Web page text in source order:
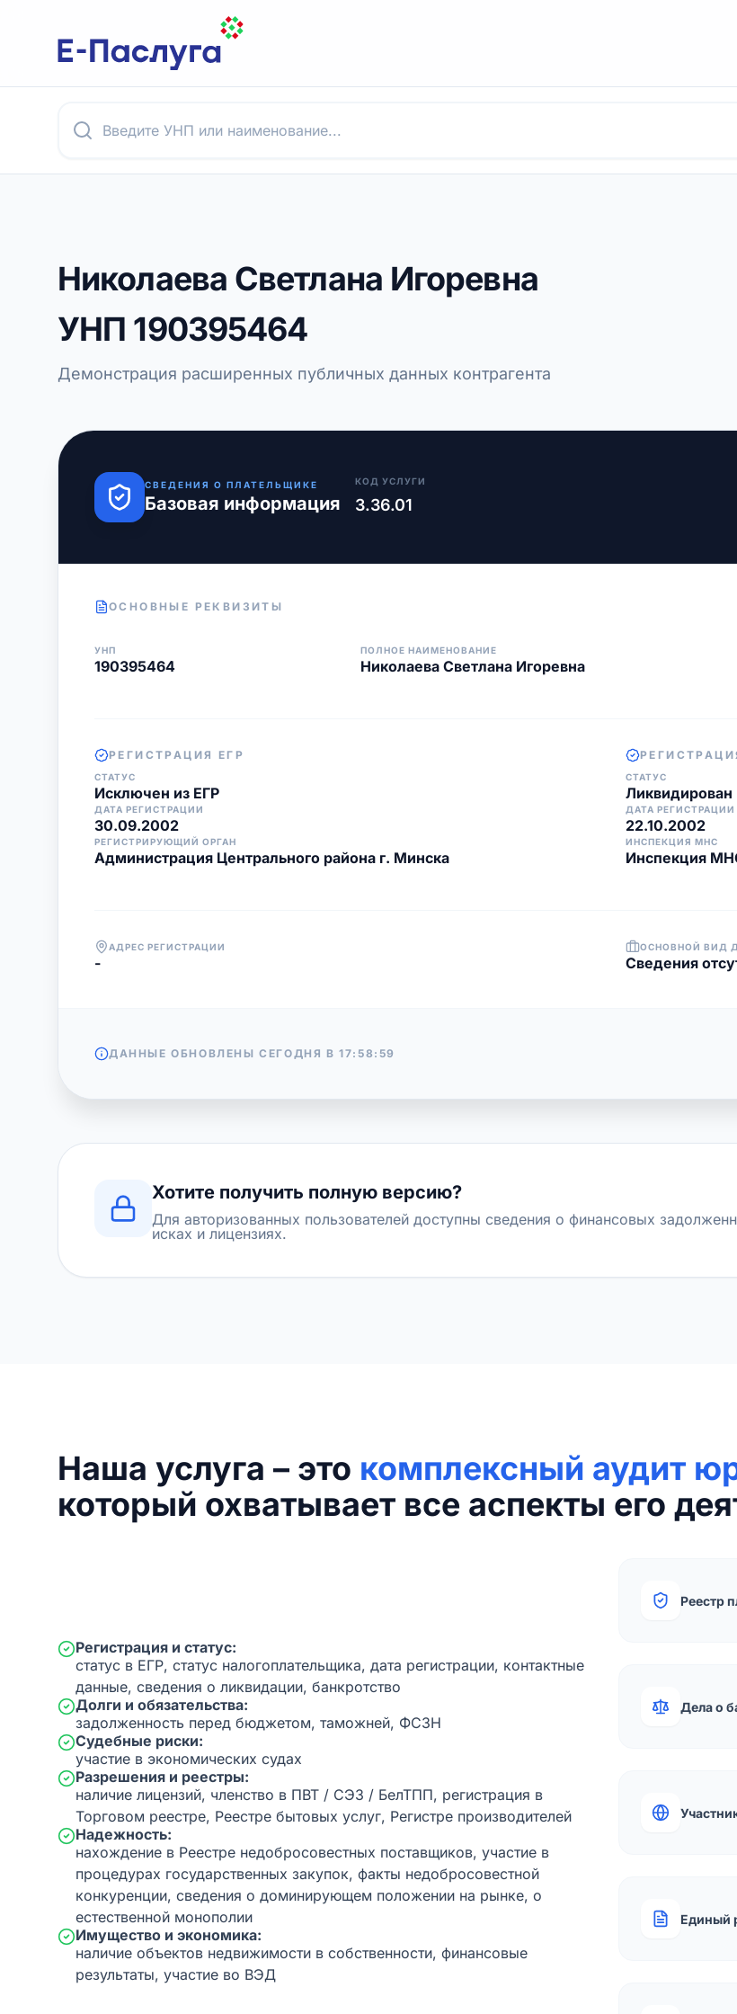
Николаева Светлана Игоревна
УНП 190395464
Демонстрация расширенных публичных данных контрагента
СВЕДЕНИЯ О ПЛАТЕЛЬЩИКЕ
Базовая информация
КОД УСЛУГИ
3.36.01
ОСНОВНЫЕ РЕКВИЗИТЫ
УНП
190395464
ПОЛНОЕ НАИМЕНОВАНИЕ
Николаева Светлана Игоревна
РЕГИСТРАЦИЯ ЕГР
СТАТУС
Исключен из ЕГР
ДАТА РЕГИСТРАЦИИ
30.09.2002
РЕГИСТРИРУЮЩИЙ ОРГАН
Администрация Центрального района г. Минска
СТАТУС
Ликвидирован
ДАТА РЕГИСТРАЦИИ
22.10.2002
ИНСПЕКЦИЯ МНС
Инспекция
АДРЕС РЕГИСТРАЦИИ
-
ОСНОВНОЙ ВИД
Cведения
ДАННЫЕ ОБНОВЛЕНЫ СЕГОДНЯ В17:58:59
Хотите получить полную версию?
Для авторизованных пользователей доступны сведения о финансовых
исках и лицензиях.
Наша услуга – это комплексный аудит
который охватывает все аспекты его
Регистрация и статус:
статус в ЕГР, статус налогоплательщика, дата регистрации, контактные
данные, сведения о ликвидации, банкротство
Долги и обязательства:
задолженность перед бюджетом, таможней, ФСЗН
Судебные риски:
участие в экономических судах
Разрешения и реестры:
наличие лицензий, членство в ПВТ / СЭЗ / БелТПП, регистрация в
Торговом реестре, Реестре бытовых услуг, Регистре производителей
Надежность:
нахождение в Реестре недобросовестных поставщиков, участие в
процедурах государственных закупок, факты недобросовестной
конкуренции, сведения о доминирующем положении на рынке, о
естественной монополии
Имущество и экономика:
наличие объектов недвижимости в собственности, финансовые
результаты, участие во ВЭД
Реестр
Дела о
Единый